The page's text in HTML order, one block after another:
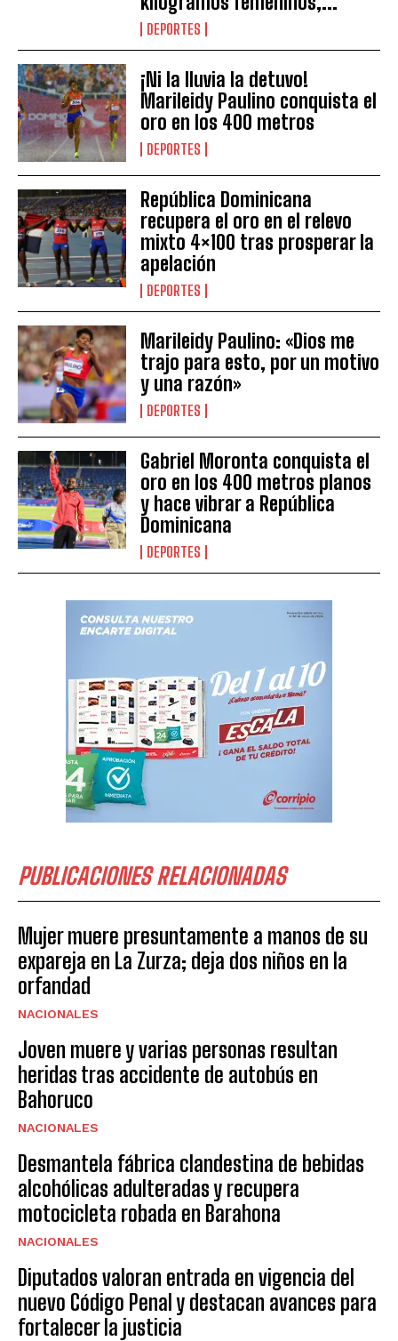
DEPORTES
¡Ni la lluvia la detuvo!
Marileidy Paulino conquista el
oro en los 400 metros
DEPORTES
República Dominicana
recupera el oro en el relevo
mixto 4×100 tras prosperar la
apelación
DEPORTES
Marileidy Paulino: «Dios me
trajo para esto, por un motivo
y una razón»
DEPORTES
Gabriel Moronta conquista el
oro en los 400 metros planos
y hace vibrar a República
Dominicana
DEPORTES
PUBLICACIONES RELACIONADAS
Mujer muere presuntamente a manos de su
expareja en La Zurza; deja dos niños en la
orfandad
NACIONALES
Joven muere y varias personas resultan
heridas tras accidente de autobús en
Bahoruco
NACIONALES
Desmantela fábrica clandestina de bebidas
alcohólicas adulteradas y recupera
motocicleta robada en Barahona
NACIONALES
Diputados valoran entrada en vigencia del
nuevo Código Penal y destacan avances para
fortalecer la justicia